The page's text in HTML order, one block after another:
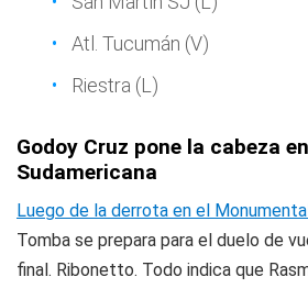
Atl. Tucumán (V)
Riestra (L)
Godoy Cruz pone la cabeza
Sudamericana
Luego de la derrota en el
Tomba se prepara para el duelo de
final. Ribonetto. Todo indica que